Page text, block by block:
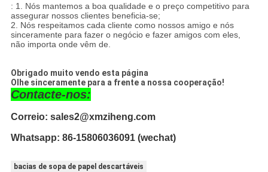
: 1. Nós mantemos a boa qualidade e o preço competitivo para
assegurar nossos clientes beneficia-se;
2. Nós respeitamos cada cliente como nossos amigo e nós
sinceramente para fazer o negócio e fazer amigos com eles,
não importa onde vêm de.
Obrigado muito vendo esta página
Olhe sinceramente para a frente a nossa cooperação!
Contacte-nos:
Correio: sales2@xmziheng.com
Whatsapp: 86-15806036091 (wechat)
bacias de sopa de papel descartáveis